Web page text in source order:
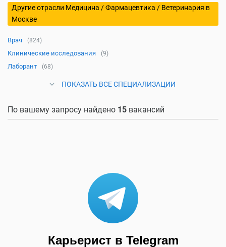
Другие отрасли Медицина / Фармацевтика / Ветеринария в
Москве
Врач (824)
Клинические исследования (9)
Лаборант (68)
ПОКАЗАТЬ ВСЕ СПЕЦИАЛИЗАЦИИ
По вашему запросу найдено 15 вакансий
Карьерист в Telegram